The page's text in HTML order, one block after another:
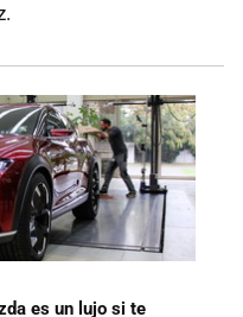
es un lujo si te